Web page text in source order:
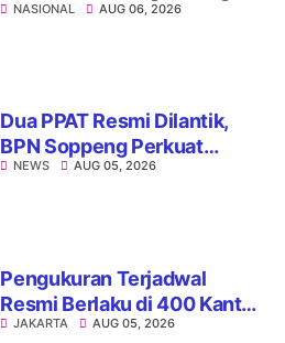
Hutama Karya Uji Coba
NASIONAL AUG 06, 2026
Dua PPAT Resmi Dilantik,
BPN Soppeng Perkuat
Pelayanan Pertanahan
NEWS AUG 05, 2026
Pengukuran Terjadwal
Resmi Berlaku di 400 Kantor
Pertanahan, ATR/BPN Jamin
JAKARTA AUG 05, 2026